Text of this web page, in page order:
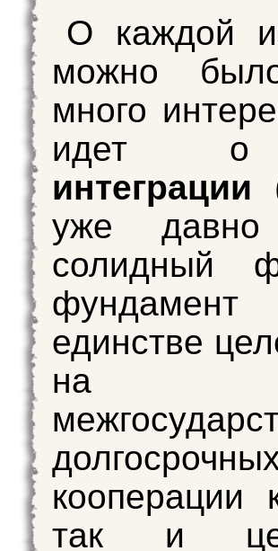
О каждой
можно
много
идет
интеграции
уже
солидный
единстве
на
кооперации
так и